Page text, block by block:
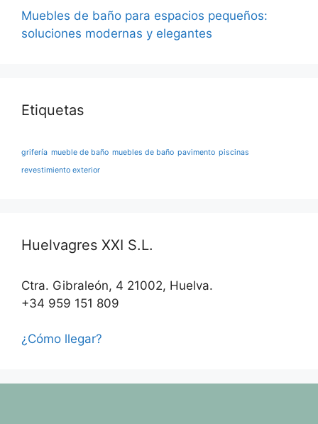
Muebles de baño para espacios pequeños:
soluciones modernas y elegantes
Etiquetas
grifería mueble de baño muebles de baño pavimento piscinas
revestimiento exterior
Huelvagres XXI S.L.
Ctra. Gibraleón, 4 21002, Huelva.
+34 959 151 809
¿Cómo llegar?